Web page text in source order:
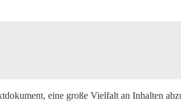
eine große Vielfalt an Inhalten